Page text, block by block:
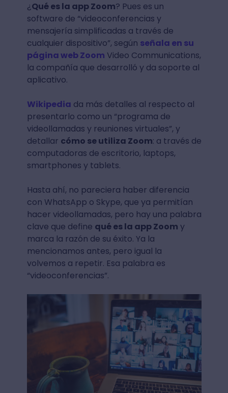
¿Qué es la app Zoom? Pues es un
software de “videoconferencias y
mensajería simplificadas a través de
cualquier dispositivo”, según señala en su
página web Zoom Video Communications,
la compañía que desarrolló y da soporte al
aplicativo.
Wikipedia da más detalles al respecto al
presentarlo como un “programa de
videollamadas y reuniones virtuales”, y
detallar cómo se utiliza Zoom: a través de
computadoras de escritorio, laptops,
smartphones y tablets.
Hasta ahí, no pareciera haber diferencia
con WhatsApp o Skype, que ya permitían
hacer videollamadas, pero hay una palabra
clave que define qué es la app Zoom y
marca la razón de su éxito. Ya la
mencionamos antes, pero igual la
volvemos a repetir. Esa palabra es
“videoconferencias”.